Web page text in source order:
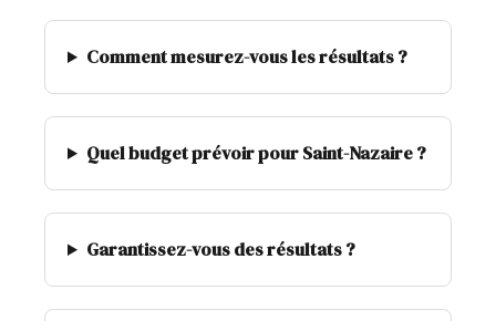
Comment mesurez-vous les résultats ?
Quel budget prévoir pour Saint-Nazaire ?
Garantissez-vous des résultats ?